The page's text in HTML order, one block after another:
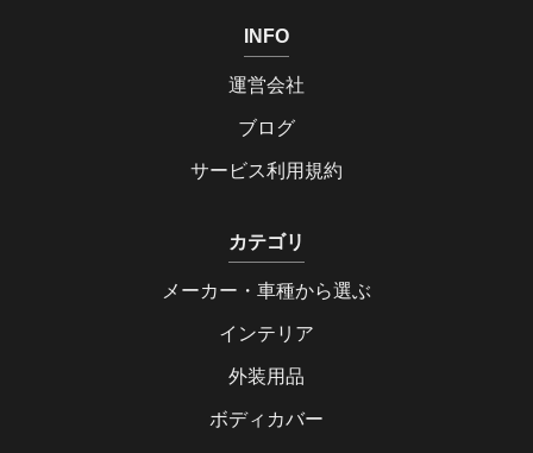
INFO
運営会社
ブログ
サービス利用規約
カテゴリ
メーカー・車種から選ぶ
インテリア
外装用品
ボディカバー